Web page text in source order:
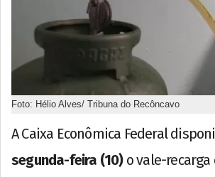
Foto: Hélio Alves/ Tribuna do Recôncavo
A Caixa Econômica Federal
segunda-feira (10)o vale-recarga